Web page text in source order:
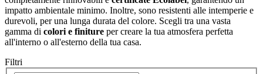
impatto ambientale minimo. Inoltre, sono resistenti alle intemperie e
durevoli, per una lunga durata del colore. Scegli tra una vasta
gamma di colori e finiture per creare la tua atmosfera perfetta
all'interno o all'esterno della tua casa.
Filtri